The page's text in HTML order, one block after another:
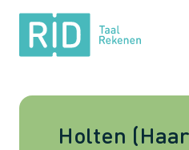
RID
Taal
Rekenen
Holten